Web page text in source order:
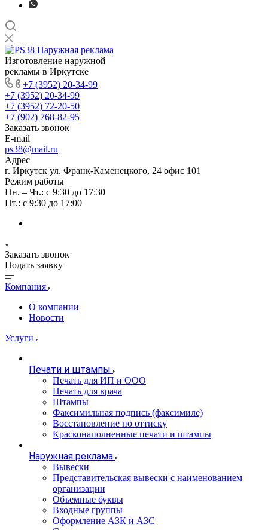
Изготовление наружной
рекламы в Иркутске
+7 (3952) 20-34-99
+7 (3952) 20-34-99
+7 (3952) 72-20-50
+7 (902) 768-82-95
Заказать звонок
E-mail
ps38@mail.ru
Адрес
г. Иркутск ул. Франк-Каменецкого, 24 офис 101
Режим работы
Пн. – Чт.: с 9:30 до 17:30
Пт.: с 9:30 до 17:00
Заказать звонок
Подать заявку
Компания
О компании
Новости
Услуги
Печати и штампы
Печать для ИП и ООО
Печать для врача
Штампы
Факсимильная подпись (факсимиле)
Восстановление по оттиску
Красконаполненные печати и штампы
Наружная реклама
Вывески
Представительская вывески с наименованием
организации
Объемные буквы
Входные группы
Оформление АЗК и АЗС